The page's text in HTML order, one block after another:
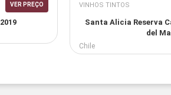
VER PREÇO VINHOS TINTOS
Santa Alicia Reserva
del
Chile